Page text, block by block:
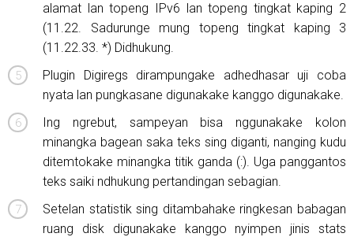
alamat lan topeng IPv6 lan topeng tingkat kaping 2
(11.22. Sadurunge mung topeng tingkat kaping 3
(11.22.33. *) Didhukung.
Plugin Digiregs dirampungake adhedhasar uji coba
nyata lan pungkasane digunakake kanggo digunakake.
Ing ngrebut, sampeyan bisa nggunakake kolon
minangka bagean saka teks sing diganti, nanging kudu
ditemtokake minangka titik ganda (:). Uga panggantos
teks saiki ndhukung pertandingan sebagian.
Setelan statistik sing ditambahake ringkesan babagan
ruang disk digunakake kanggo nyimpen jinis stats